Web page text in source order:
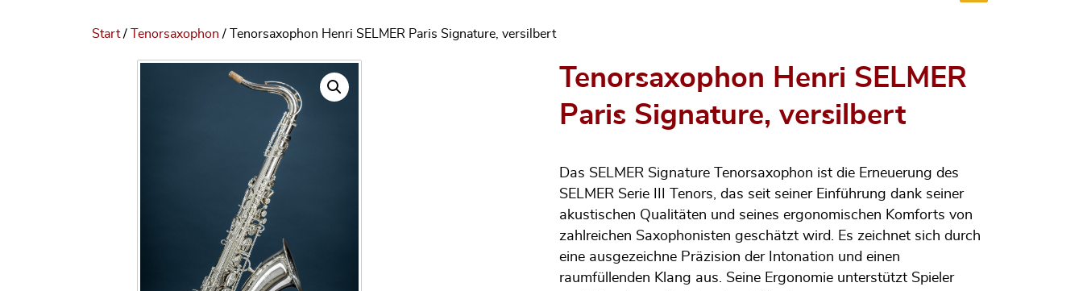
Start/ Tenorsaxophon / Tenorsaxophon Henri SELMER Paris Signature, versilbert
Tenorsaxophon Henri SELMER
Paris Signature, versilbert
Das SELMER Signature Tenorsaxophon ist die Erneuerung des
SELMER Serie III Tenors, das seit seiner Einführung dank seiner
akustischen Qualitäten und seines ergonomischen Komforts von
zahlreichen Saxophonisten geschätzt wird. Es zeichnet sich durch
eine ausgezeichne Präzision der Intonation und einen
raumfüllenden Klang aus. Seine Ergonomie unterstützt Spieler